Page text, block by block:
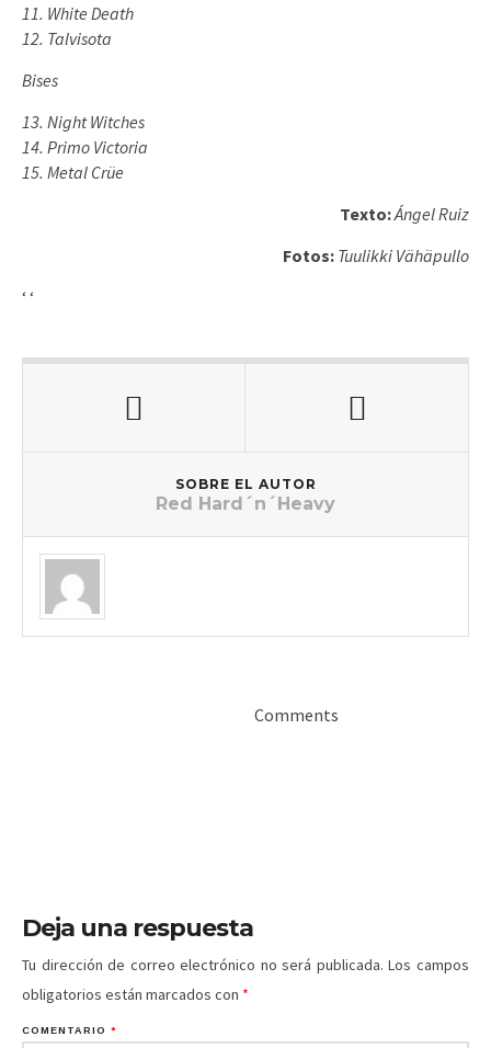
11. White Death
12. Talvisota
Bises
13. Night Witches
14. Primo Victoria
15. Metal Crüe
Texto:Ángel Ruiz
Fotos: Tuulikki Vähäpullo
‘ ‘
SOBRE EL AUTOR
Red Hard´n´Heavy
Comments
Deja una respuesta
Tu dirección de correo electrónico no será publicada. Los campos
obligatorios están marcados con *
COMENTARIO *